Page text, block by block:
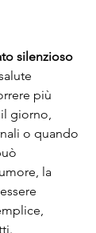
silenzioso
più
giorno,
o quando
la